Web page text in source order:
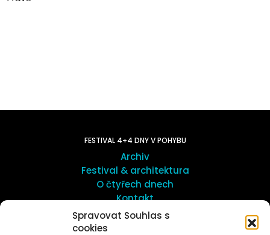
Spravovat Souhlas s
cookies
FESTIVAL 4+4 DNY V POHYBU
Archiv
Festival & architektura
O čtyřech dnech
Kontakt